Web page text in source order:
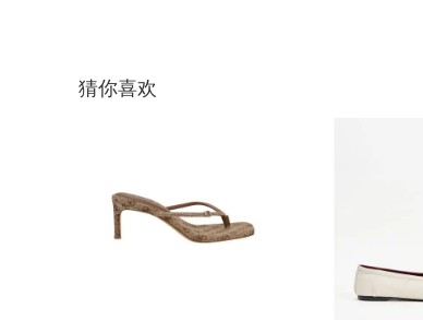
猜你喜欢